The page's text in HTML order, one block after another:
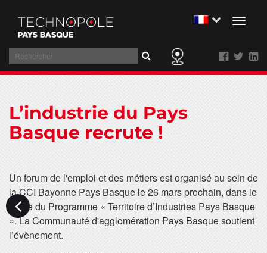
contenu
Toggle
Rechercher
L’industrie du Pays
Basque recrute !
Un forum de l'emploi et des métiers est organisé au sein de
la CCI Bayonne Pays Basque le 26 mars prochain, dans le
cadre du Programme « Territoire d’Industries Pays Basque
». La Communauté d'agglomération Pays Basque soutient
l’évènement.